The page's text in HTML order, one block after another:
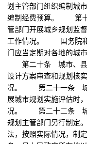
划主管部门组织编制城
编制经费预算。 第十
管部门开展城乡规划监
工作情况。 国务院和
门应当定期对各地的城
第二十条 城市、县
设计方案审查和规划核
况。 第二十一条 城
展城市规划实施评估时
况。 第二十二条 城
规划主管部门另行制
法，按照实际情况，